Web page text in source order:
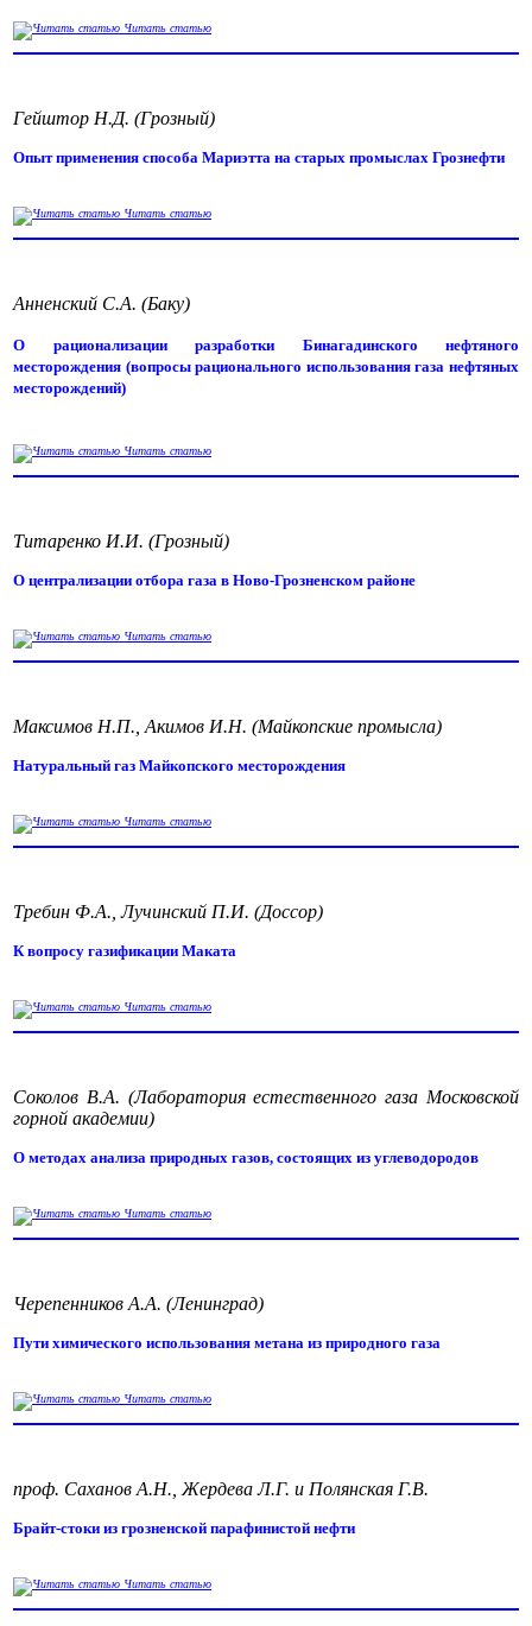
Читать статью
Гейштор Н.Д. (Грозный)
Опыт применения способа Мариэтта на старых промыслах Грознефти
Читать статью
Анненский С.А. (Баку)
О рационализации разработки Бинагадинского нефтяного
месторождения (вопросы рационального использования газа нефтяных
месторождений)
Читать статью
Титаренко И.И. (Грозный)
О централизации отбора газа в Ново-Грозненском районе
Читать статью
Максимов Н.П., Акимов И.Н. (Майкопские промысла)
Натуральный газ Майкопского месторождения
Читать статью
Требин Ф.А., Лучинский П.И. (Доссор)
К вопросу газификации Маката
Читать статью
Соколов В.А. (Лаборатория естественного газа Московской
горной академии)
О методах анализа природных газов, состоящих из углеводородов
Читать статью
Черепенников А.А. (Ленинград)
Пути химического использования метана из природного газа
Читать статью
проф. Саханов А.Н., Жердева Л.Г. и Полянская Г.В.
Брайт-стоки из грозненской парафинистой нефти
Читать статью